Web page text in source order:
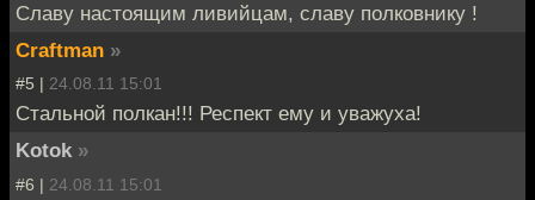
Cлаву настоящим ливийцам, славу полковнику !
Craftman »
#5 | 24.08.11 15:01
Стальной полкан!!! Респект ему и уважуха!
Kotok »
#6 | 24.08.11 15:01